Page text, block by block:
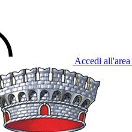
Accedi all'area